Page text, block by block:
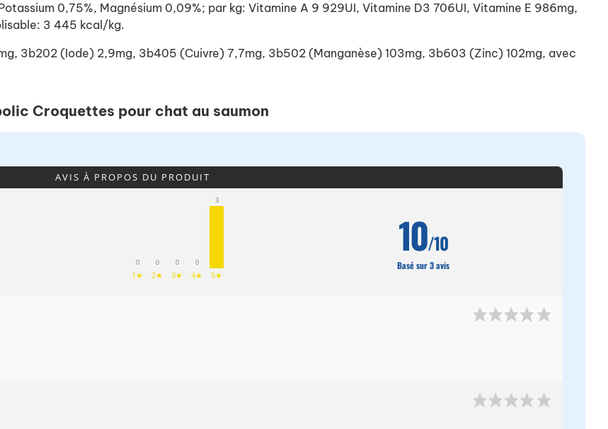
0,75%, Magnésium 0,09%; par kg: Vitamine A 9 929UI, Vitamine D3 706UI, Vitamine E 986mg,
3 445 kcal/kg.
3b202 (Iode) 2,9mg, 3b405 (Cuivre) 7,7mg, 3b502 (Manganèse) 103mg, 3b603 (Zinc) 102mg, avec
Croquettes pour chat au saumon
AVIS À PROPOS DU PRODUIT
0
1★
0
2★
0
3★
0
4★
3
5★
10/10
Basé sur 3 avis